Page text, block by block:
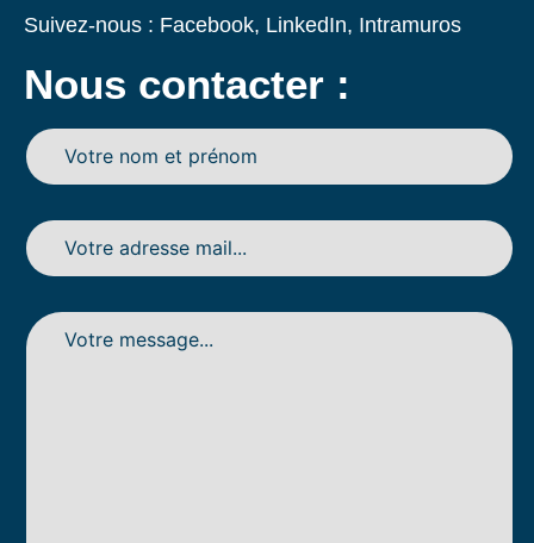
Suivez-nous : Facebook, LinkedIn, Intramuros
Nous contacter :